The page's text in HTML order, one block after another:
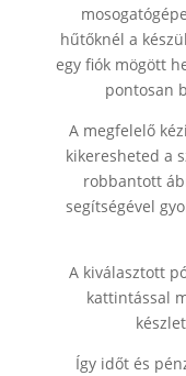
hűtőknél a
egy fiók mögött
pontosan
A megfelelő
kikeresheted a
robbantott
segítségével
A kiválasztott
kattintással
Így időt és